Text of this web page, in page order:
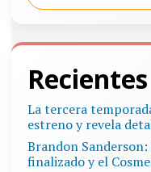
Recientes
La tercera
estreno y revela
Brandon
finalizado y el